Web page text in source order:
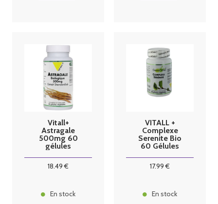
Vitall+
Astragale
500mg 60
gélules
18.49 €
En stock
VITALL +
Complexe
Serenite Bio
60 Gélules
17.99 €
En stock